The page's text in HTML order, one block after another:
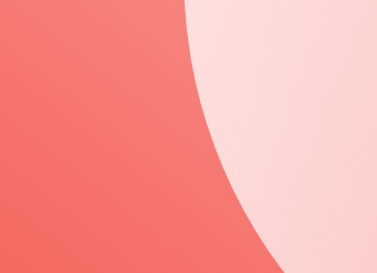
において、取材をご希望される場合は、事前